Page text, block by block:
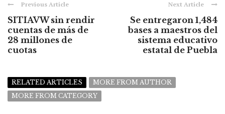
Previous Article
SITIAVW sin rendir
cuentas de más de
28 millones de
cuotas
Next Article
Se entregaron 1,484
bases a maestros del
sistema educativo
estatal de Puebla
RELATED ARTICLES
MORE FROM AUTHOR
MORE FROM CATEGORY